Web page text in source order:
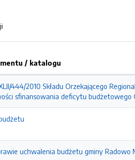
/ katalogu
444/2010 Składu Orzekającego
sfinansowania deficytu budżetowego
uchwalenia budżetu gminy Radowo